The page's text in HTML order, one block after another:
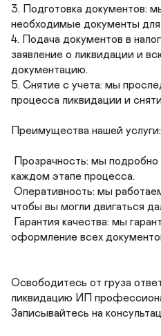
3. Подготовка документов:
необходимые документы для
4. Подача документов в
заявление о ликвидации и
документацию.
5. Снятие с учета: мы
процесса ликвидации и
Преимущества нашей услуги:
каждом этапе процесса.
чтобы вы могли двигаться
оформление всех
Освободитесь от груза
ликвидацию ИП
Записывайтесь на